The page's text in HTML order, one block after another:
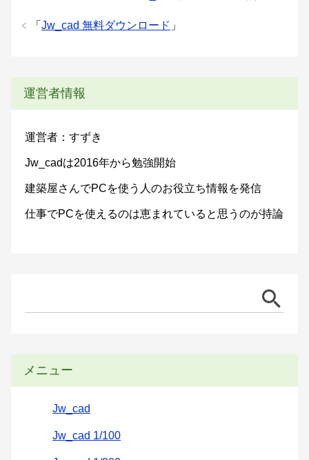
「 Jw_cad 無料ダウンロード 」
運営者情報
運営者：すずき
Jw_cadは2016年から勉強開始
建築屋さんでPCを使う人のお役立ち情報を発信
仕事でPCを使えるのは恵まれていると思うのが持論
メニュー
Jw_cad
Jw_cad 1/100